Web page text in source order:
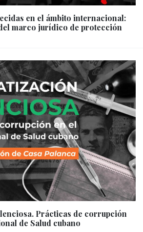
en el ámbito internacional:
marco jurídico de protección
Prácticas de corrupción
de Salud cubano